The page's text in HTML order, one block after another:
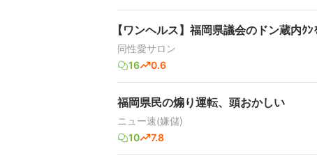
【ワンヘルス】福岡県議会のドン蔵内ｸ
同性愛サロン
16
0.6
福岡県民の煽り運転、頭おかしい
ニュー速(嫌儲)
10
7.8